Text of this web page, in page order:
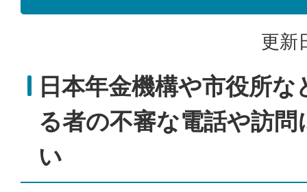
更新
日本年金機構や市役所
る者の不審な電話や訪
い